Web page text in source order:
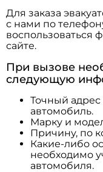
Для заказа
с нами по
воспользоваться
сайте.
При вызове
следующую
Точный адрес
автомобиль.
Марку и
Причину, по
Какие-либо
необходимо
автомобиля.